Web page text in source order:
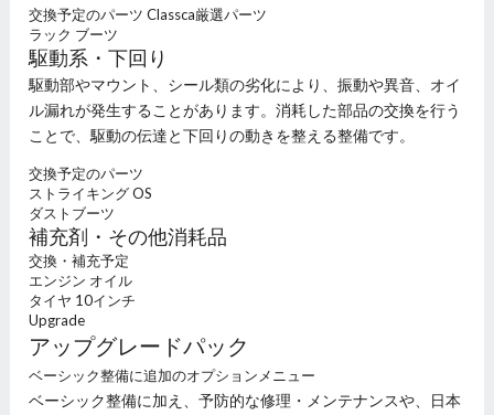
交換予定のパーツ Classca厳選パーツ
ラック ブーツ
駆動系・下回り
駆動部やマウント、シール類の劣化により、振動や異音、オイ
ル漏れが発生することがあります。消耗した部品の交換を行う
ことで、駆動の伝達と下回りの動きを整える整備です。
交換予定のパーツ
ストライキング OS
ダストブーツ
補充剤・その他消耗品
交換・補充予定
エンジン オイル
タイヤ 10インチ
Upgrade
アップグレードパック
ベーシック整備に追加のオプションメニュー
ベーシック整備に加え、予防的な修理・メンテナンスや、日本